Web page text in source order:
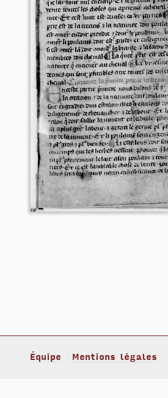
Équipe Mentions légales